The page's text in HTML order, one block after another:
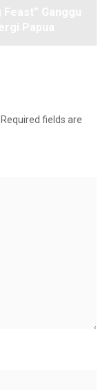
Required fields are